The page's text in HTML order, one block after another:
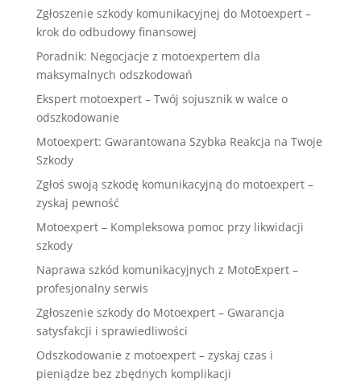
Zgłoszenie szkody komunikacyjnej do Motoexpert –
krok do odbudowy finansowej
Poradnik: Negocjacje z motoexpertem dla
maksymalnych odszkodowań
Ekspert motoexpert – Twój sojusznik w walce o
odszkodowanie
Motoexpert: Gwarantowana Szybka Reakcja na Twoje
Szkody
Zgłoś swoją szkodę komunikacyjną do motoexpert –
zyskaj pewność
Motoexpert – Kompleksowa pomoc przy likwidacji
szkody
Naprawa szkód komunikacyjnych z MotoExpert –
profesjonalny serwis
Zgłoszenie szkody do Motoexpert – Gwarancja
satysfakcji i sprawiedliwości
Odszkodowanie z motoexpert – zyskaj czas i
pieniądze bez zbędnych komplikacji